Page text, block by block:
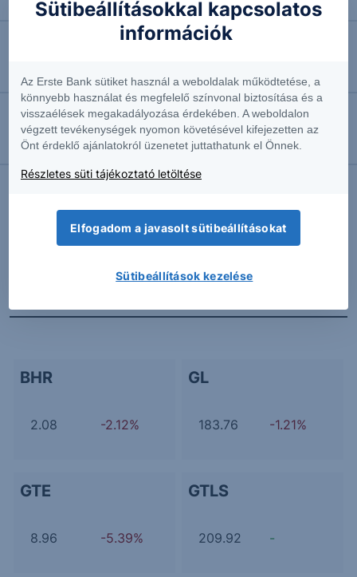
Négyhavi mélyponton a forint
EURUSD: munkapiaci jelentésre várva
2026.08.07. 10:37
Megint emelkedésben az olaj
További Erste elemzések
BHR
2.08 -2.12%
GL
183.76 -1.21%
GTE
8.96 -5.39%
GTLS
209.92 -
Sütibeállításokkal kapcsolatos
információk
Az Erste Bank sütiket használ a weboldalak működtetése, a
könnyebb használat és megfelelő színvonal biztosítása és a
visszaélések megakadályozása érdekében. A weboldalon
végzett tevékenységek nyomon követésével kifejezetten az
Önt érdeklő ajánlatokról üzenetet juttathatunk el Önnek.
Részletes süti tájékoztató letöltése
Elfogadom a javasolt sütibeállításokat
Sütibeállítások kezelése